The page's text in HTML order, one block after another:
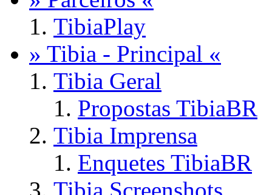
TibiaPlay
» Tibia - Principal «
Tibia Geral
Propostas TibiaBR
Tibia Imprensa
Enquetes TibiaBR